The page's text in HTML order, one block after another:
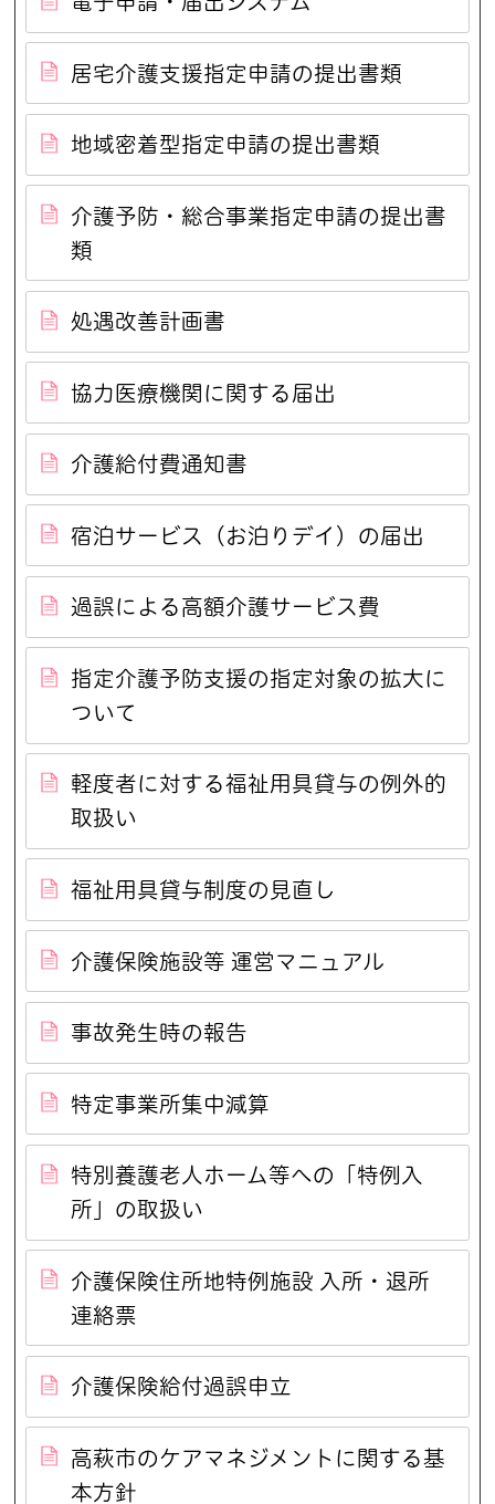
居宅介護支援指定申請の提出書類
地域密着型指定申請の提出書類
介護予防・総合事業指定申請の提出書
類
処遇改善計画書
協力医療機関に関する届出
介護給付費通知書
宿泊サービス（お泊りデイ）の届出
過誤による高額介護サービス費
指定介護予防支援の指定対象の拡大に
ついて
軽度者に対する福祉用具貸与の例外的
取扱い
福祉用具貸与制度の見直し
介護保険施設等 運営マニュアル
事故発生時の報告
特定事業所集中減算
特別養護老人ホーム等への「特例入
所」の取扱い
介護保険住所地特例施設 入所・退所
連絡票
介護保険給付過誤申立
高萩市のケアマネジメントに関する基
本方針